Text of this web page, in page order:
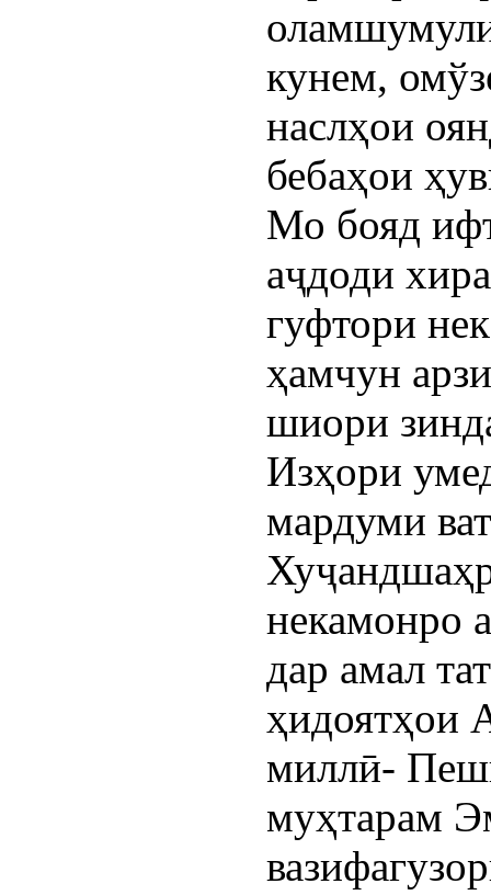
кунем,
наслҳои
бебаҳои
Мо бояд
аҷдоди
гуфтори
ҳамчун
шиори
Изҳори
мардуми
некамонро
дар амал
ҳидоятҳои
миллӣ-
муҳтарам